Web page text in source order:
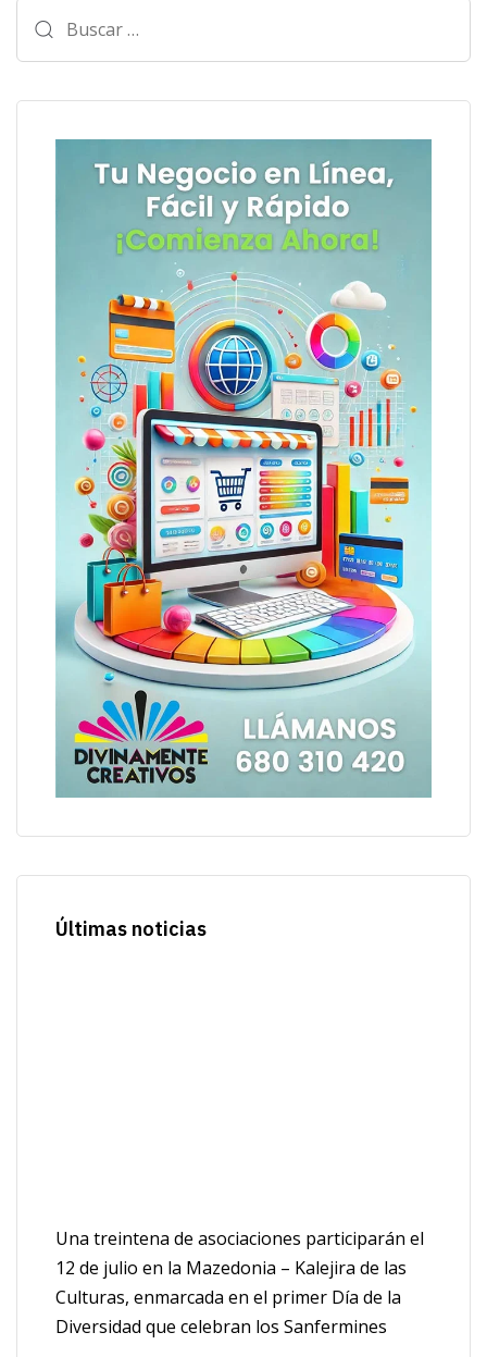
Últimas noticias
Una treintena de asociaciones participarán el
12 de julio en la Mazedonia – Kalejira de las
Culturas, enmarcada en el primer Día de la
Diversidad que celebran los Sanfermines